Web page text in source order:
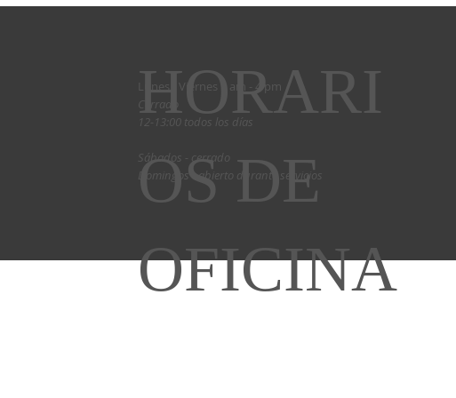
Lunes - Viernes 9 am - 4 pm
Cerrado
12-13:00 todos los días
Sábados - cerrado
Domingos - abierto durante servicios
HORARI
OS DE
OFICINA